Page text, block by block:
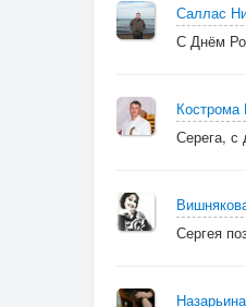
Саллас
С Днём
Кострома
Серега, с
Сергея